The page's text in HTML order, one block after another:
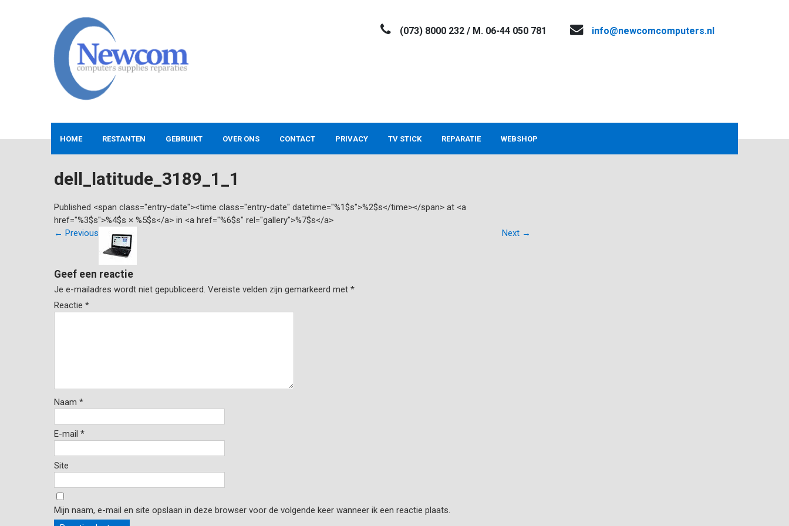
NEWCOM
(073) 8000 232 / M. 06-44 050 781 info@newcomcomputers.nl
HOME RESTANTEN GEBRUIKT OVER ONS CONTACT PRIVACY TV STICK REPARATIE WEBSHOP
dell_latitude_3189_1_1
Published <span class="entry-date"><time class="entry-date" datetime="%1$s">%2$s</time></span> at <a
href="%3$s">%4$s × %5$s</a> in <a href="%6$s" rel="gallery">%7$s</a>
← Previous Next →
Geef een reactie
Je e-mailadres wordt niet gepubliceerd. Vereiste velden zijn gemarkeerd met *
Reactie *
Naam *
E-mail *
Site
Mijn naam, e-mail en site opslaan in deze browser voor de volgende keer wanneer ik een reactie plaats.